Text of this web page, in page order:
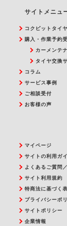
サイトメニュ
コクピットタイ
購入・作業予約
カーメンテ
タイヤ交換
コラム
サービス事例
ご相談受付
お客様の声
マイページ
サイトの利用ガ
よくあるご質問
サイト利用規約
特商法に基づく
プライバシーポ
サイトポリシー
企業情報